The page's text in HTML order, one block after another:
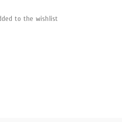
to the wishlist